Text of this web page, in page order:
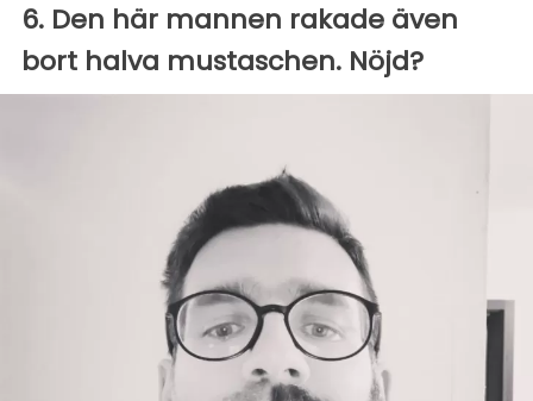
6. Den här mannen rakade även
bort halva mustaschen. Nöjd?